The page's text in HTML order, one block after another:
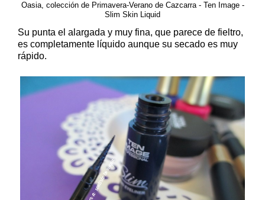
Oasia, colección de Primavera-Verano de Cazcarra - Ten Image -
Slim Skin Liquid
Su punta el alargada y muy fina, que parece de fieltro,
es completamente líquido aunque su secado es muy
rápido.